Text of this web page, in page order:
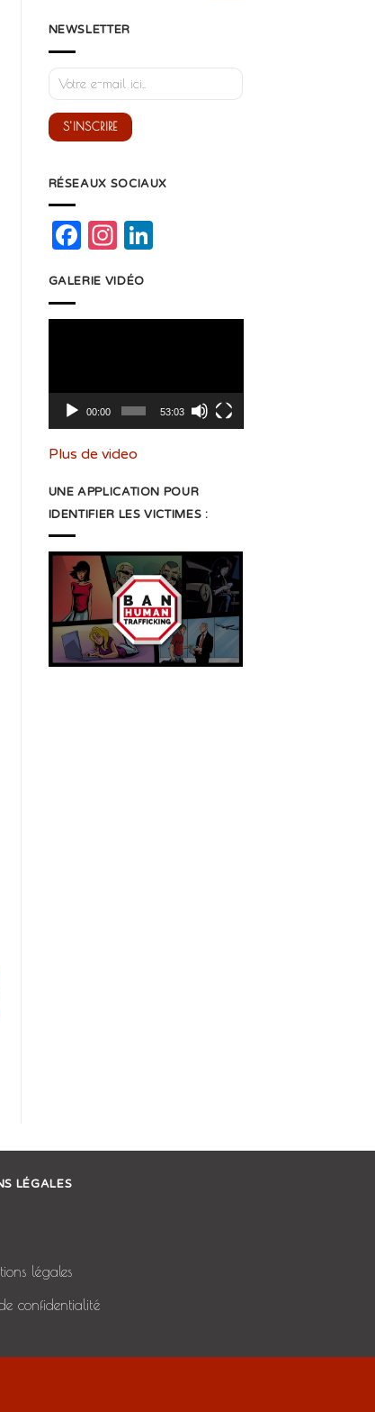
NEWSLETTER
RÉSEAUX SOCIAUX
Facebook
Instagram
LinkedIn
GALERIE VIDÉO
00:00 53:03
Plus de video
UNE APPLICATION POUR
IDENTIFIER LES VICTIMES :
LÉGALES
légales
confidentialité